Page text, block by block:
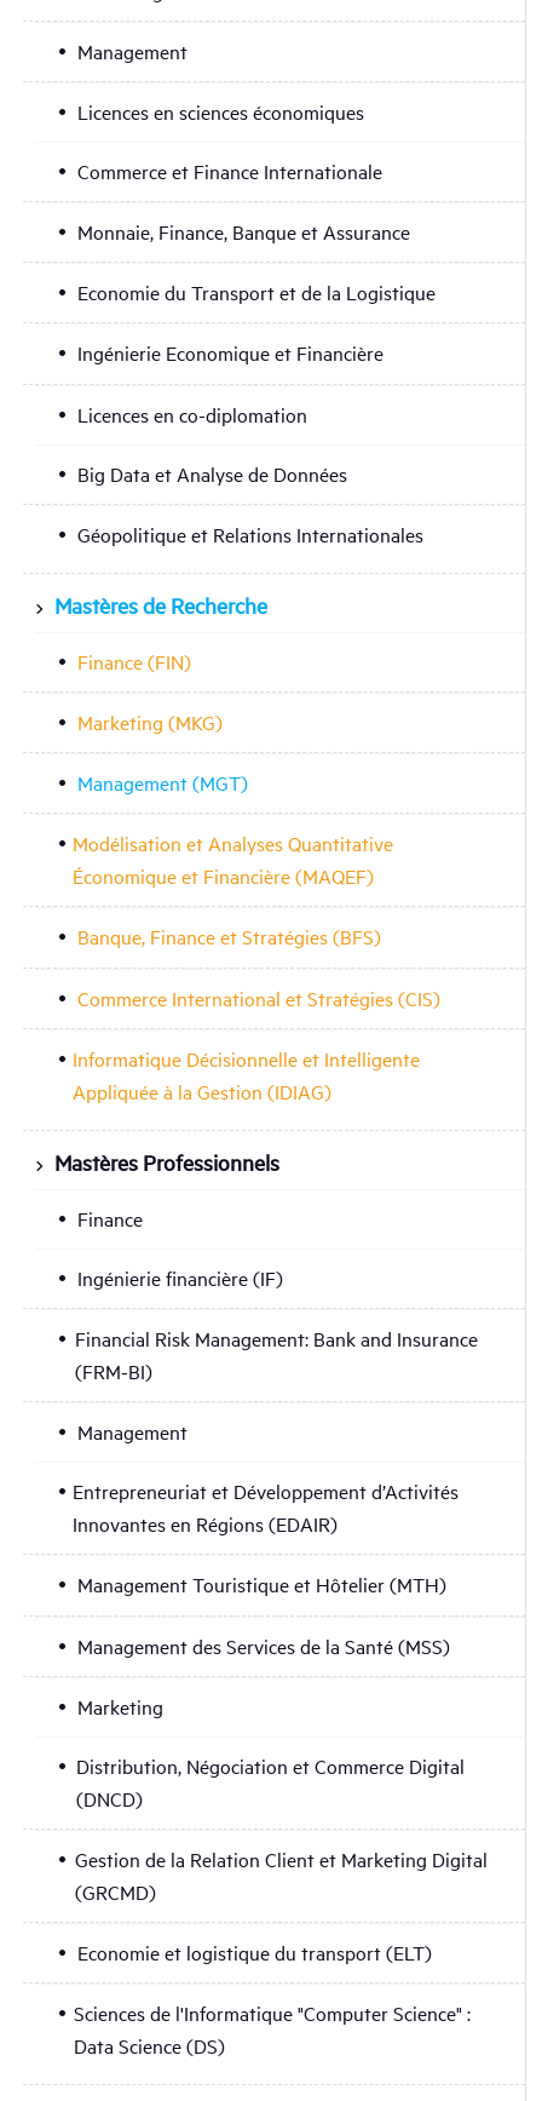
Management
Licences en sciences économiques
Commerce et Finance Internationale
Monnaie, Finance, Banque et Assurance
Economie du Transport et de la Logistique
Ingénierie Economique et Financière
Licences en co-diplomation
Big Data et Analyse de Données
Géopolitique et Relations Internationales
Mastères de Recherche
Finance (FIN)
Marketing (MKG)
Management (MGT)
Modélisation et Analyses Quantitative
Économique et Financière (MAQEF)
Banque, Finance et Stratégies (BFS)
Commerce International et Stratégies (CIS)
Informatique Décisionnelle et Intelligente
Appliquée à la Gestion (IDIAG)
Mastères Professionnels
Finance
Ingénierie financière (IF)
Financial Risk Management: Bank and Insurance
(FRM-BI)
Management
Entrepreneuriat et Développement d’Activités
Innovantes en Régions (EDAIR)
Management Touristique et Hôtelier (MTH)
Management des Services de la Santé (MSS)
Marketing
Distribution, Négociation et Commerce Digital
(DNCD)
Gestion de la Relation Client et Marketing Digital
(GRCMD)
Economie et logistique du transport (ELT)
Sciences de l'Informatique "Computer Science" :
Data Science (DS)